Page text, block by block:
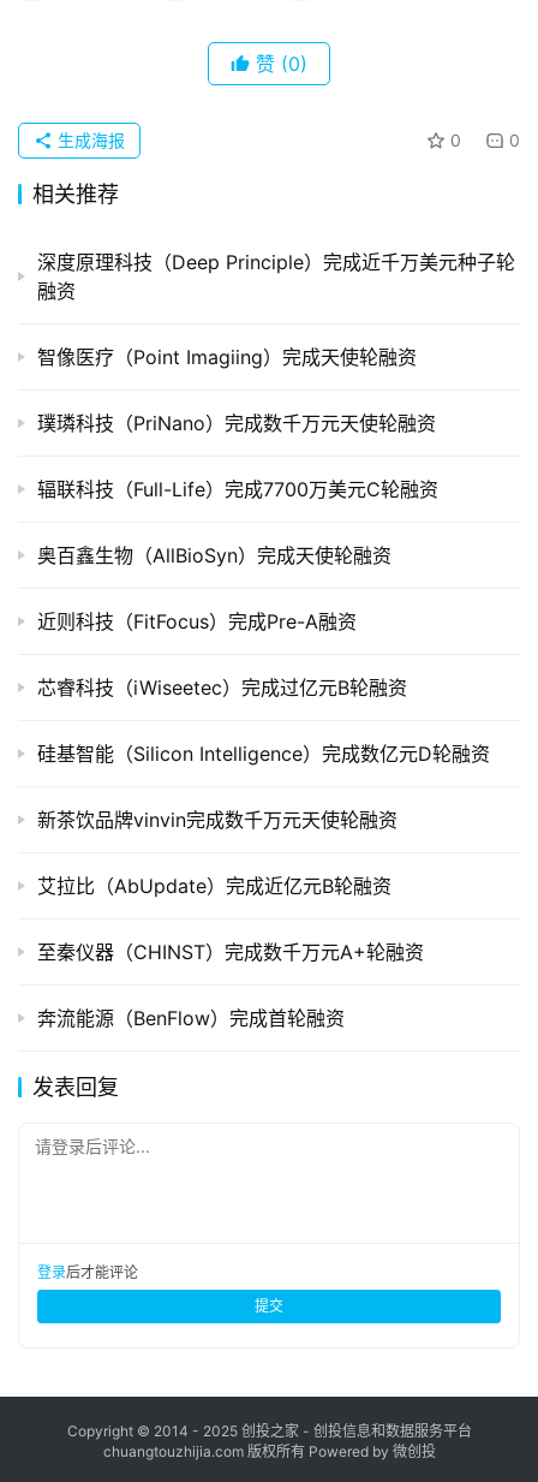
发
布
购
重
组
公
上
投
据
创
院
登录
投稿
赞 (0)
0 0
生成海报
相关推荐
深度原理科技（Deep Principle）完成近千万美元种子轮
融资
智像医疗（Point Imagiing）完成天使轮融资
璞璘科技（PriNano）完成数千万元天使轮融资
辐联科技（Full-Life）完成7700万美元C轮融资
奥百鑫生物（AllBioSyn）完成天使轮融资
近则科技（FitFocus）完成Pre-A融资
芯睿科技（iWiseetec）完成过亿元B轮融资
硅基智能（Silicon Intelligence）完成数亿元D轮融资
新茶饮品牌vinvin完成数千万元天使轮融资
艾拉比（AbUpdate）完成近亿元B轮融资
至秦仪器（CHINST）完成数千万元A+轮融资
奔流能源（BenFlow）完成首轮融资
发表回复
请登录后评论...
登录后才能评论
提交
Copyright © 2014 - 2025 创投之家 - 创投信息和数据服务平台
chuangtouzhijia.com 版权所有 Powered by 微创投